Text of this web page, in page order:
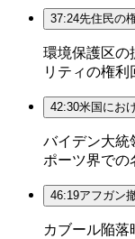
37:24先住民の
環境保護区の
リティの権利
42:30米国にお
バイデン大統
ポーツ界での
46:19アフガン
カブール陥落